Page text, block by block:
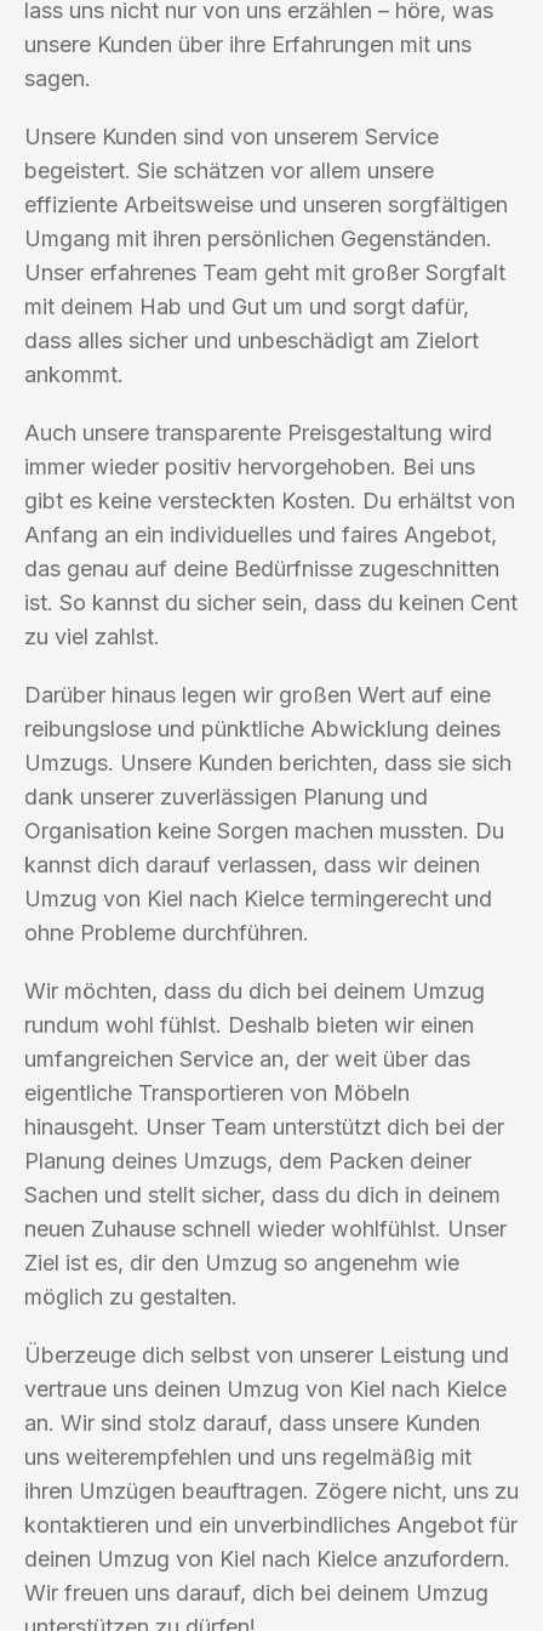
lass uns nicht nur von uns erzählen – höre, was
unsere Kunden über ihre Erfahrungen mit uns
sagen.
Unsere Kunden sind von unserem Service
begeistert. Sie schätzen vor allem unsere
effiziente Arbeitsweise und unseren sorgfältigen
Umgang mit ihren persönlichen Gegenständen.
Unser erfahrenes Team geht mit großer Sorgfalt
mit deinem Hab und Gut um und sorgt dafür,
dass alles sicher und unbeschädigt am Zielort
ankommt.
Auch unsere transparente Preisgestaltung wird
immer wieder positiv hervorgehoben. Bei uns
gibt es keine versteckten Kosten. Du erhältst von
Anfang an ein individuelles und faires Angebot,
das genau auf deine Bedürfnisse zugeschnitten
ist. So kannst du sicher sein, dass du keinen Cent
zu viel zahlst.
Darüber hinaus legen wir großen Wert auf eine
reibungslose und pünktliche Abwicklung deines
Umzugs. Unsere Kunden berichten, dass sie sich
dank unserer zuverlässigen Planung und
Organisation keine Sorgen machen mussten. Du
kannst dich darauf verlassen, dass wir deinen
Umzug von Kiel nach Kielce termingerecht und
ohne Probleme durchführen.
Wir möchten, dass du dich bei deinem Umzug
rundum wohl fühlst. Deshalb bieten wir einen
umfangreichen Service an, der weit über das
eigentliche Transportieren von Möbeln
hinausgeht. Unser Team unterstützt dich bei der
Planung deines Umzugs, dem Packen deiner
Sachen und stellt sicher, dass du dich in deinem
neuen Zuhause schnell wieder wohlfühlst. Unser
Ziel ist es, dir den Umzug so angenehm wie
möglich zu gestalten.
Überzeuge dich selbst von unserer Leistung und
vertraue uns deinen Umzug von Kiel nach Kielce
an. Wir sind stolz darauf, dass unsere Kunden
uns weiterempfehlen und uns regelmäßig mit
ihren Umzügen beauftragen. Zögere nicht, uns zu
kontaktieren und ein unverbindliches Angebot für
deinen Umzug von Kiel nach Kielce anzufordern.
Wir freuen uns darauf, dich bei deinem Umzug